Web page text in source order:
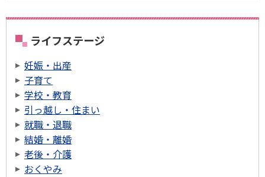
ライフステージ
妊娠・出産
子育て
学校・教育
引っ越し・住まい
就職・退職
結婚・離婚
老後・介護
おくやみ